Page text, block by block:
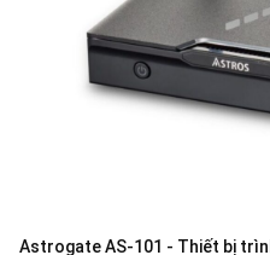
Astrogate AS-101 - Thiết bị